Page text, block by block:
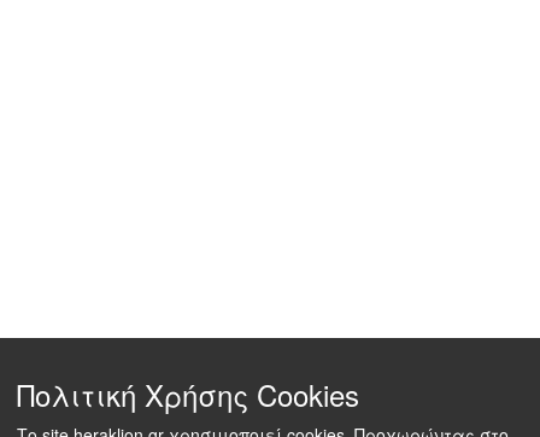
Πολιτική Χρήσης Cookies